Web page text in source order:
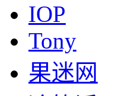
IOP
Tony
果迷网